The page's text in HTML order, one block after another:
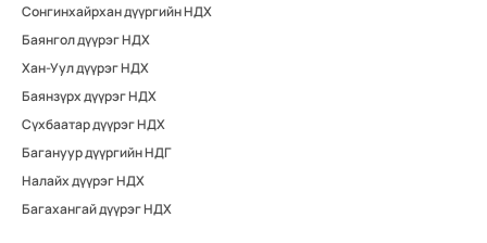
Сонгинхайрхан дүүргийн НДХ
Баянгол дүүрэг НДХ
Хан-Уул дүүрэг НДХ
Баянзүрх дүүрэг НДХ
Сүхбаатар дүүрэг НДХ
Багануур дүүргийн НДГ
Налайх дүүрэг НДХ
Багахангай дүүрэг НДХ